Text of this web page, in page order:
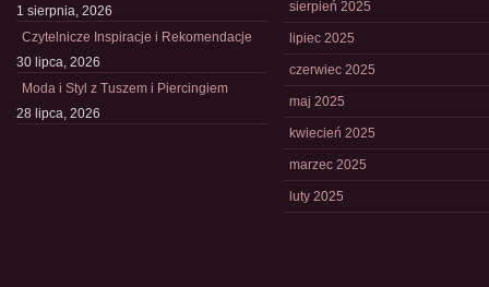
1 sierpnia, 2026
Czytelnicze Inspiracje i Rekomendacje
30 lipca, 2026
Moda i Styl z Tuszem i Piercingiem
28 lipca, 2026
sierpień 2025
lipiec 2025
czerwiec 2025
maj 2025
kwiecień 2025
marzec 2025
luty 2025